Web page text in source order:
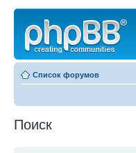
Список форумов
Поиск